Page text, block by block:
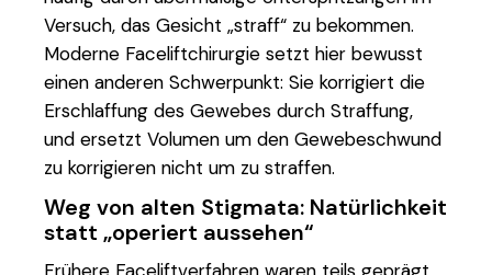
Versuch, das Gesicht „straff“ zu bekommen.
Moderne Faceliftchirurgie setzt hier bewusst
einen anderen Schwerpunkt: Sie korrigiert die
Erschlaffung des Gewebes durch Straffung,
und ersetzt Volumen um den Gewebeschwund
zu korrigieren nicht um zu straffen.
Weg von alten Stigmata: Natürlichkeit
statt „operiert aussehen“